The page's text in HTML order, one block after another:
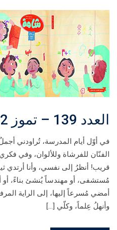
العدد 139 – تموز 2022
في أوّل أيام المدرسة، تُراودني
الفنّان للفرشاة وللألوان، وفي
قريب! أنظرُ إلى نفسي، وأنا أرتدي
مُستشفى، أو مهندساً يُنشئ بناءً، أو
أمضي مُسرعاً إليها، إلى الراية
وأنهلُ عِلماً، وكلّي […]